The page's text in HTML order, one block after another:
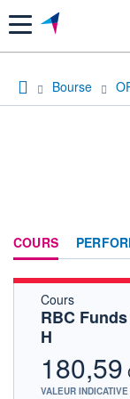
Menu
Bourse
COURS
Cours
RBC
H
180,59
VALEUR INDICATIVE